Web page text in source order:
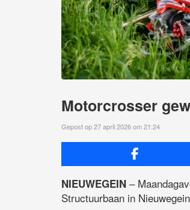
Motorcrosser
Gepost op 27 april 2026 om 21:24
NIEUWEGEIN –
Structuurbaan in